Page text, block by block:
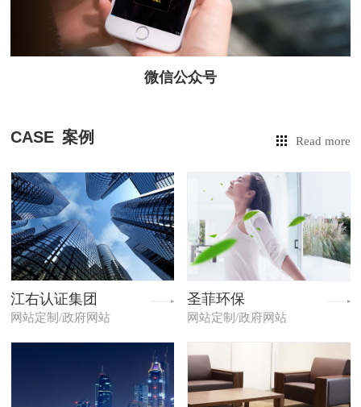
微信公众号
CASE 案例 Read more
江右认证集团
网站定制/政府网站
圣菲环保
网站定制/政府网站